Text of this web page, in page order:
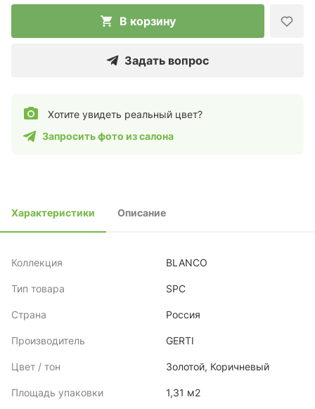
В корзину
Задать вопрос
Хотите увидеть реальный цвет?
Запросить фото из салона
Характеристики Описание
Коллекция BLANCO
Тип товара SPC
Страна Россия
Производитель GERTI
Цвет / тон Золотой, Коричневый
Площадь упаковки 1,31 м2